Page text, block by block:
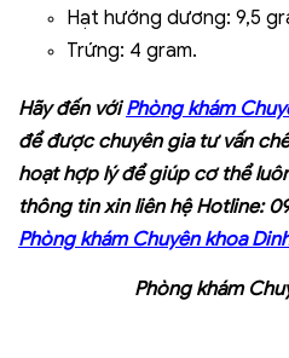
Hạt hướng dương: 9,5
Trứng: 4 gram.
Hãy đến vớiPhòng khám
để được chuyên gia tư vấn
hoạt hợp lý để giúp cơ thể
thông tin xin liên hệ Hotline:
Phòng khám Chuyên khoa
Phòng khám